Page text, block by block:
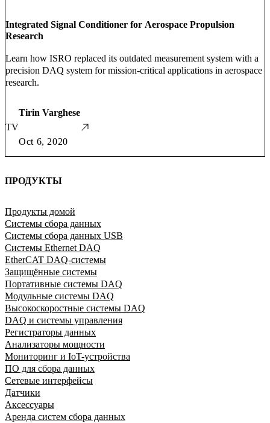
Integrated Signal Conditioner for Aerospace Propulsion
Research
Learn how ISRO replaced its outdated measurement system with a
precision DAQ system for mission-critical applications in aerospace
research.
TV
Tirin Varghese
Oct 6, 2020
ПРОДУКТЫ
Продукты домой
Системы сбора данных
Системы сбора данных USB
Системы Ethernet DAQ
EtherCAT DAQ-системы
Защищённые системы
Портативные системы DAQ
Модульные системы DAQ
Высокоскоростные системы DAQ
DAQ и системы управления
Регистраторы данных
Анализаторы мощности
Мониторинг и IoT-устройства
ПО для сбора данных
Сетевые интерфейсы
Датчики
Аксессуары
Аренда систем сбора данных